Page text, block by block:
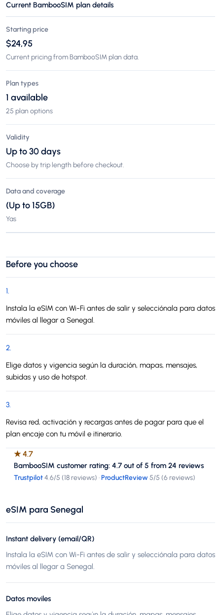
Current BambooSIM plan details
Starting price
$24,95
Current pricing from BambooSIM plan data.
Plan types
1 available
25 plan options
Validity
Up to 30 days
Choose by trip length before checkout.
Data and coverage
(Up to 15GB)
Yas
Before you choose
1.
Instala la eSIM con Wi-Fi antes de salir y selecciónala para datos
móviles al llegar a Senegal.
2.
Elige datos y vigencia según la duración, mapas, mensajes,
subidas y uso de hotspot.
3.
Revisa red, activación y recargas antes de pagar para que el
plan encaje con tu móvil e itinerario.
★4.7
BambooSIM customer rating: 4.7 out of 5 from 24 reviews
Trustpilot4.6/5 (18 reviews) ·ProductReview5/5 (6 reviews)
eSIM para Senegal
Instant delivery (email/QR)
Instala la eSIM con Wi-Fi antes de salir y selecciónala para datos
móviles al llegar a Senegal.
Datos moviles